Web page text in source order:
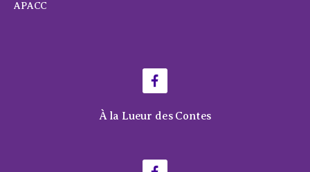
APACC
À la Lueur des Contes